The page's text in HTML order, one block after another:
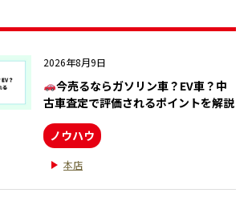
2026年8月9日
今売るならガソリン車？EV車？中
古車査定で評価されるポイントを解説
ノウハウ
本店